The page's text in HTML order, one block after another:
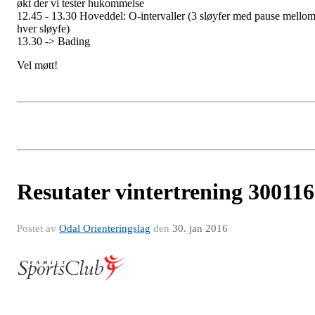
økt der vi tester hukommelse
12.45 - 13.30 Hoveddel: O-intervaller (3 sløyfer med pause mellom
hver sløyfe)
13.30 -> Bading
Vel møtt!
Resutater vintertrening 300116
Postet av Odal Orienteringslag den 30. jan 2016